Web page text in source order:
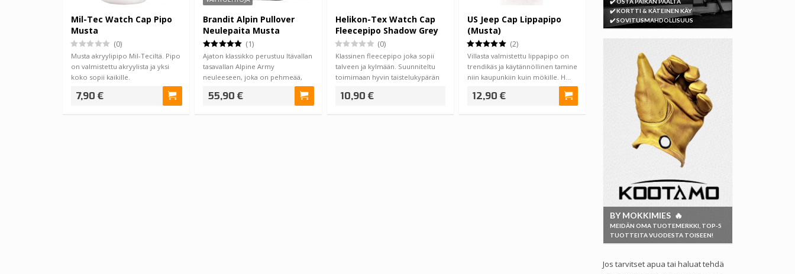
Mil-Tec Watch Cap Pipo
Musta
(0)
Musta akryylipipo Mil-Teciltä. Pipo
on valmistettu akryylista ja yksi
koko sopii kaikille.
7,90 €
Brandit Alpin Pullover
Neulepaita Musta
(1)
Ajaton klassikko perustuu Itävallan
tasavallan Alpine Army
neuleeseen, joka on pehmeää,
55,90 €
Helikon-Tex Watch Cap
Fleecepipo Shadow Grey
(0)
Klassinen fleecepipo joka sopii
talveen ja kylmään. Suunniteltu
toimimaan hyvin taistelukypärän
10,90 €
US Jeep Cap Lippapipo
(Musta)
(2)
Villasta valmistettu lippapipo on
trendikäs ja käytännöllinen tamine
niin kaupunkiin kuin mökille. H…
12,90 €
✔️ KORTTI & KÄTEINEN KÄY
✔️ SOVITUSMAHDOLLISUUS
BY MOKKIMIES 🔥
MEIDÄN OMA TUOTEMERKKI, TOP-5
TUOTTEITA VUODESTA TOISEEN!
Jos tarvitset apua tai haluat tehdä